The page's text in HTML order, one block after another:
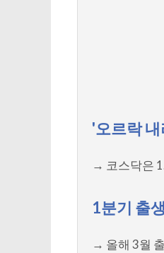
'오르락
→ 코스닥은
1분기 출
→ 올해 3월